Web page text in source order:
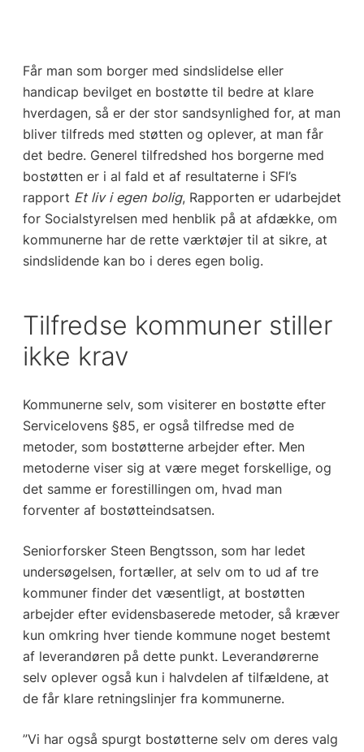
Får man som borger med sindslidelse eller
handicap bevilget en bostøtte til bedre at klare
hverdagen, så er der stor sandsynlighed for, at man
bliver tilfreds med støtten og oplever, at man får
det bedre. Generel tilfredshed hos borgerne med
bostøtten er i al fald et af resultaterne i SFI’s
rapport Et liv i egen bolig, Rapporten er udarbejdet
for Socialstyrelsen med henblik på at afdække, om
kommunerne har de rette værktøjer til at sikre, at
sindslidende kan bo i deres egen bolig.
Tilfredse kommuner stiller
ikke krav
Kommunerne selv, som visiterer en bostøtte efter
Servicelovens §85, er også tilfredse med de
metoder, som bostøtterne arbejder efter. Men
metoderne viser sig at være meget forskellige, og
det samme er forestillingen om, hvad man
forventer af bostøtteindsatsen.
Seniorforsker Steen Bengtsson, som har ledet
undersøgelsen, fortæller, at selv om to ud af tre
kommuner finder det væsentligt, at bostøtten
arbejder efter evidensbaserede metoder, så kræver
kun omkring hver tiende kommune noget bestemt
af leverandøren på dette punkt. Leverandørerne
selv oplever også kun i halvdelen af tilfældene, at
de får klare retningslinjer fra kommunerne.
”Vi har også spurgt bostøtterne selv om deres valg